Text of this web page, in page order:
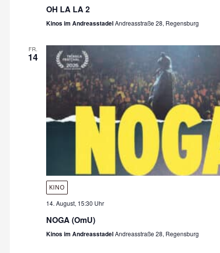
OH LA LA 2
Kinos im AndreasstadelAndreasstraße 28, Regensburg
FR.
14
KINO
14. August, 15:30 Uhr
NOGA (OmU)
Kinos im AndreasstadelAndreasstraße 28, Regensburg